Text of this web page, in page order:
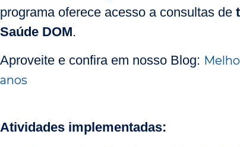
programa oferece acesso a consultas de
Saúde DOM.
Aproveite e confira em nosso Blog:
anos
Atividades implementadas: